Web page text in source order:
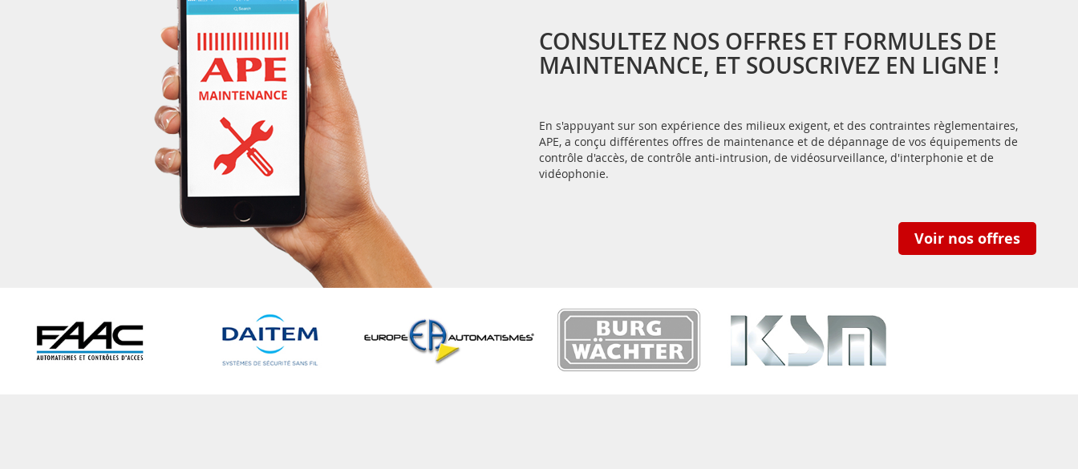
CONSULTEZ NOS OFFRES ET FORMULES DE
MAINTENANCE, ET SOUSCRIVEZ EN LIGNE !
En s'appuyant sur son expérience des milieux exigent, et des contraintes règlementaires,
APE, a conçu différentes offres de maintenance et de dépannage de vos équipements de
contrôle d'accès, de contrôle anti-intrusion, de vidéosurveillance, d'interphonie et de
vidéophonie.
Voir nos offres